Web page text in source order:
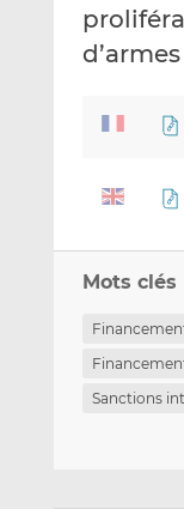
Mots clés
Sanctions